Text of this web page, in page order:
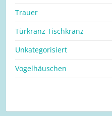
Trauer
Türkranz Tischkranz
Unkategorisiert
Vogelhäuschen